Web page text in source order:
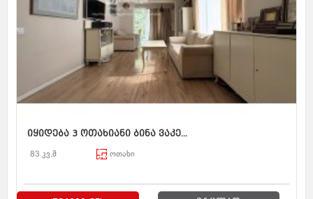
იყიდება 3 ოთახიანი ბინა ვაკე...
83 კვ.მ ოთახი